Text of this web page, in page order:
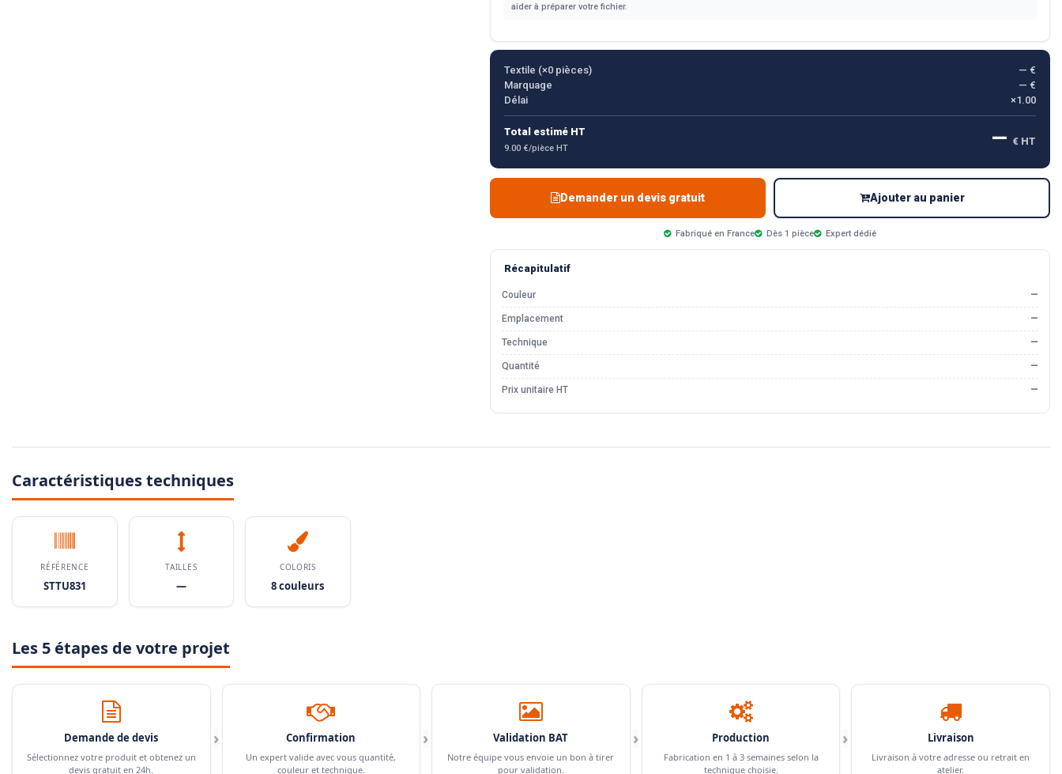
aider à préparer votre fichier.
Textile (×0pièces)
— €
Marquage
— €
Délai
×1.00
Total estimé HT
9.00 €/pièce HT — € HT
Demander un devis gratuit Ajouter au panier
Fabriqué en France Dès 1 pièce Expert dédié
Récapitulatif
Couleur —
Emplacement —
Technique —
Quantité —
Prix unitaire HT —
Caractéristiques techniques
RÉFÉRENCE
STTU831
TAILLES
—
COLORIS
8 couleurs
Les 5 étapes de votre projet
Demande de devis
Sélectionnez votre produit et obtenez un
devis gratuit en 24h.
› Confirmation
Un expert valide avec vous quantité,
couleur et technique.
› Validation BAT
Notre équipe vous envoie un bon à tirer
pour validation.
› Production
Fabrication en 1 à 3 semaines selon la
technique choisie.
› Livraison
Livraison à votre adresse ou retrait en
atelier.